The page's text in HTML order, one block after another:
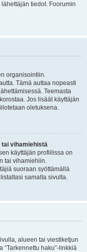
tiedot. Foorumin
organisointiin.
Tämä auttaa nopeasti
Teemasta
Jos lisäät käyttäjän
oletuksena.
vihamiehistä
käyttäjän profiilissa on
tai vihamiehiin.
suoraan syöttämällä
samalta sivulta.
alueen tai viestiketjun
haku”-linkkiä